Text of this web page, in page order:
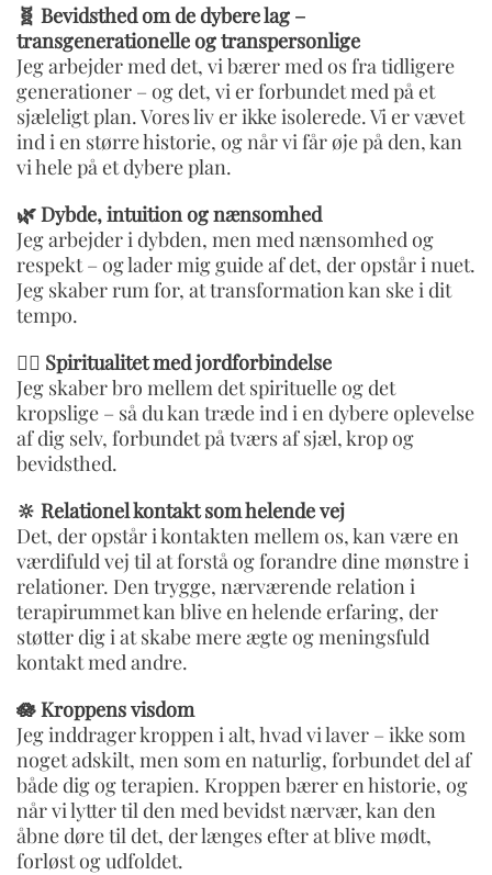
🧬 Bevidsthed om de dybere lag –
transgenerationelle og transpersonlige
Jeg arbejder med det, vi bærer med os fra tidligere
generationer – og det, vi er forbundet med på et
sjæleligt plan. Vores liv er ikke isolerede. Vi er vævet
ind i en større historie, og når vi får øje på den, kan
vi hele på et dybere plan.
🌿 Dybde, intuition og nænsomhed
Jeg arbejder i dybden, men med nænsomhed og
respekt – og lader mig guide af det, der opstår i nuet.
Jeg skaber rum for, at transformation kan ske i dit
tempo.
🧘‍♀️ Spiritualitet med jordforbindelse
Jeg skaber bro mellem det spirituelle og det
kropslige – så du kan træde ind i en dybere oplevelse
af dig selv, forbundet på tværs af sjæl, krop og
bevidsthed.
🔆 Relationel kontakt som helende vej
Det, der opstår i kontakten mellem os, kan være en
værdifuld vej til at forstå og forandre dine mønstre i
relationer. Den trygge, nærværende relation i
terapirummet kan blive en helende erfaring, der
støtter dig i at skabe mere ægte og meningsfuld
kontakt med andre.
🪷 Kroppens visdom
Jeg inddrager kroppen i alt, hvad vi laver – ikke som
noget adskilt, men som en naturlig, forbundet del af
både dig og terapien. Kroppen bærer en historie, og
når vi lytter til den med bevidst nærvær, kan den
åbne døre til det, der længes efter at blive mødt,
forløst og udfoldet.